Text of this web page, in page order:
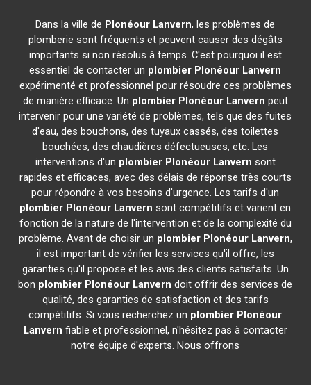
Dans la ville de Plonéour Lanvern, les problèmes de
plomberie sont fréquents et peuvent causer des dégâts
importants si non résolus à temps. C'est pourquoi il est
essentiel de contacter un plombier Plonéour Lanvern
expérimenté et professionnel pour résoudre ces problèmes
de manière efficace. Un plombier Plonéour Lanvern peut
intervenir pour une variété de problèmes, tels que des fuites
d'eau, des bouchons, des tuyaux cassés, des toilettes
bouchées, des chaudières défectueuses, etc. Les
interventions d'un plombier Plonéour Lanvern sont
rapides et efficaces, avec des délais de réponse très courts
pour répondre à vos besoins d'urgence. Les tarifs d'un
plombier Plonéour Lanvern sont compétitifs et varient en
fonction de la nature de l'intervention et de la complexité du
problème. Avant de choisir un plombier Plonéour Lanvern,
il est important de vérifier les services qu'il offre, les
garanties qu'il propose et les avis des clients satisfaits. Un
bon plombier Plonéour Lanvern doit offrir des services de
qualité, des garanties de satisfaction et des tarifs
compétitifs. Si vous recherchez un plombier Plonéour
Lanvern fiable et professionnel, n'hésitez pas à contacter
notre équipe d'experts. Nous offrons